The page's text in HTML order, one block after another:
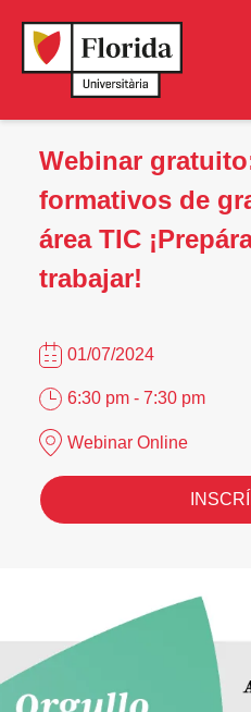
Webinar
formativos de
área TIC
trabajar!
01/07/2024
6:30 pm - 7:30 pm
Webinar Online